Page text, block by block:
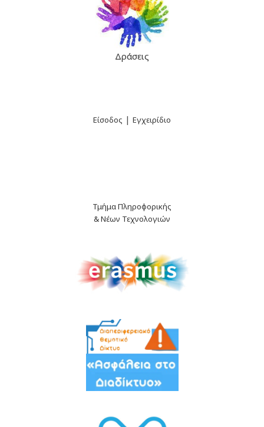
Δράσεις
Είσοδος | Εγχειρίδιο
Τμήμα Πληροφορικής
& Νέων Τεχνολογιών